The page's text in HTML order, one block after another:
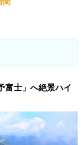
富士」へ絶景ハイ